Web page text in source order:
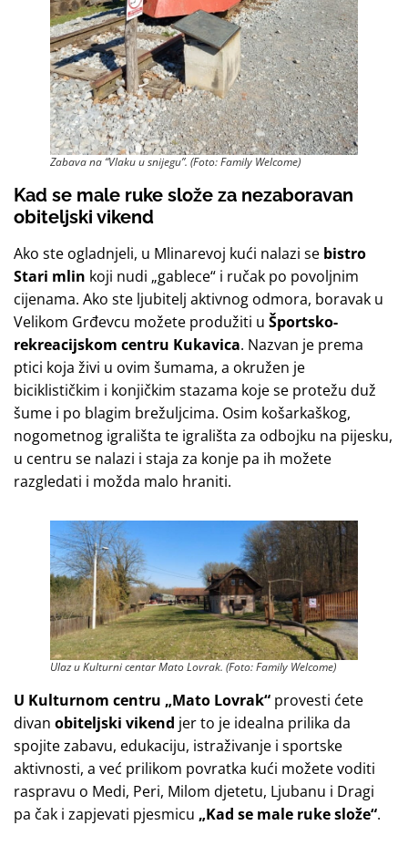
Zabava na “Vlaku u snijegu”. (Foto: Family Welcome)
Kad se male ruke slože za nezaboravan
obiteljski vikend
Ako ste ogladnjeli, u Mlinarevoj kući nalazi se bistro
Stari mlin koji nudi „gablece“ i ručak po povoljnim
cijenama. Ako ste ljubitelj aktivnog odmora, boravak u
Velikom Grđevcu možete produžiti u Športsko-
rekreacijskom centru Kukavica. Nazvan je prema
ptici koja živi u ovim šumama, a okružen je
biciklističkim i konjičkim stazama koje se protežu duž
šume i po blagim brežuljcima. Osim košarkaškog,
nogometnog igrališta te igrališta za odbojku na pijesku,
u centru se nalazi i staja za konje pa ih možete
razgledati i možda malo hraniti.
Ulaz u Kulturni centar Mato Lovrak. (Foto: Family Welcome)
U Kulturnom centru „Mato Lovrak“ provesti ćete
divan obiteljski vikend jer to je idealna prilika da
spojite zabavu, edukaciju, istraživanje i sportske
aktivnosti, a već prilikom povratka kući možete voditi
raspravu o Medi, Peri, Milom djetetu, Ljubanu i Dragi
pa čak i zapjevati pjesmicu „Kad se male ruke slože“.